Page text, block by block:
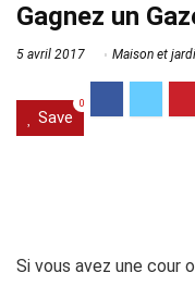
Gagnez un
5 avril 2017 Maison et
Save
0
Si vous avez une cour